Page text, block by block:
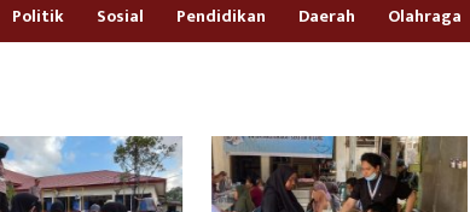
Politik Sosial Pendidikan Daerah Olahraga